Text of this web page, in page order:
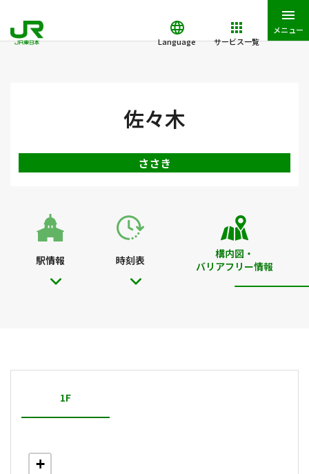
Language サービス一覧
メニュー
佐々木
ささき
駅情報 時刻表
構内図・
バリアフリー情報
1F
+